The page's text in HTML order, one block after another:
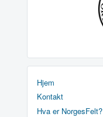
Hjem
Kontakt
Hva er NorgesFelt?